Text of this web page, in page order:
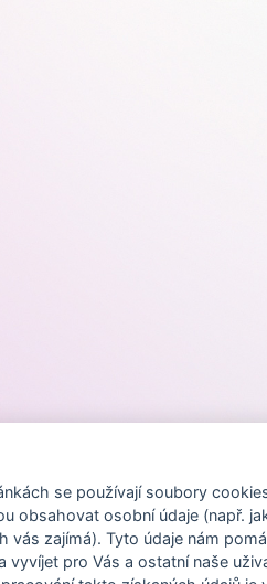
se používají soubory
obsahovat osobní údaje (např.
vás zajímá). Tyto údaje nám
vyvíjet pro Vás a ostatní naše